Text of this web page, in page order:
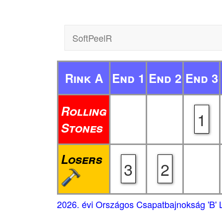
SoftPeelR
Rink A End 1 End 2 End 3
Rolling
Stones
1
Losers 3 2
2026. évi Országos Csapatbajnokság 'B'